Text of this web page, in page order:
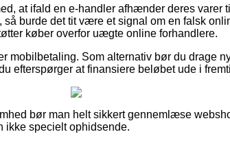
at ifald en e-handler afhænder deres varer
burde det tit være et signal om en falsk
køber overfor uægte online forhandlere.
mobilbetaling. Som alternativ bør du drage
efterspørger at finansiere beløbet ude i
bør man helt sikkert gennemlæse
ikke specielt ophidsende.